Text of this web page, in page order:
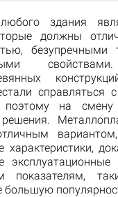
здания
должны
безупречными
справляться
поэтому на
характеристики,
эксплуатационные
показателям,
большую